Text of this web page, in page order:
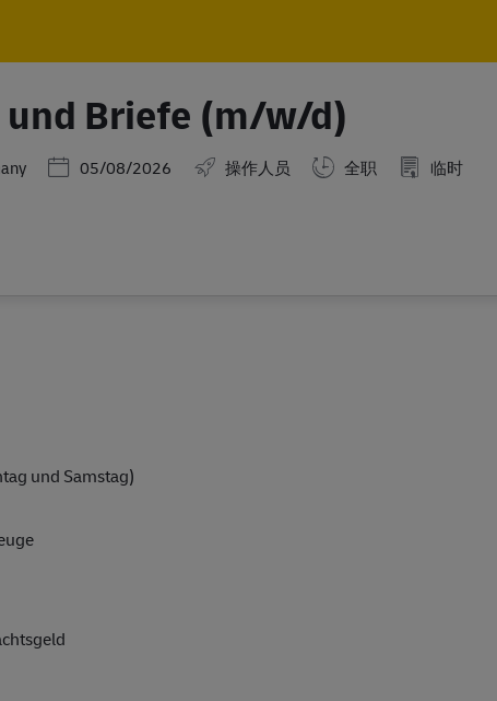
Briefe (m/w/d)
Posted Date
05/08/2026 操作人员 全职
临时
und Samstag)